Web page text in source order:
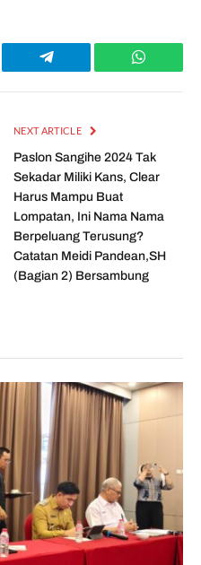
Telegram
NEXT ARTICLE
Paslon Sangihe 2024 Tak
Sekadar Miliki Kans, Clear
Harus Mampu Buat
Lompatan, Ini Nama Nama
Berpeluang Terusung?
Catatan Meidi Pandean,SH
(Bagian 2) Bersambung